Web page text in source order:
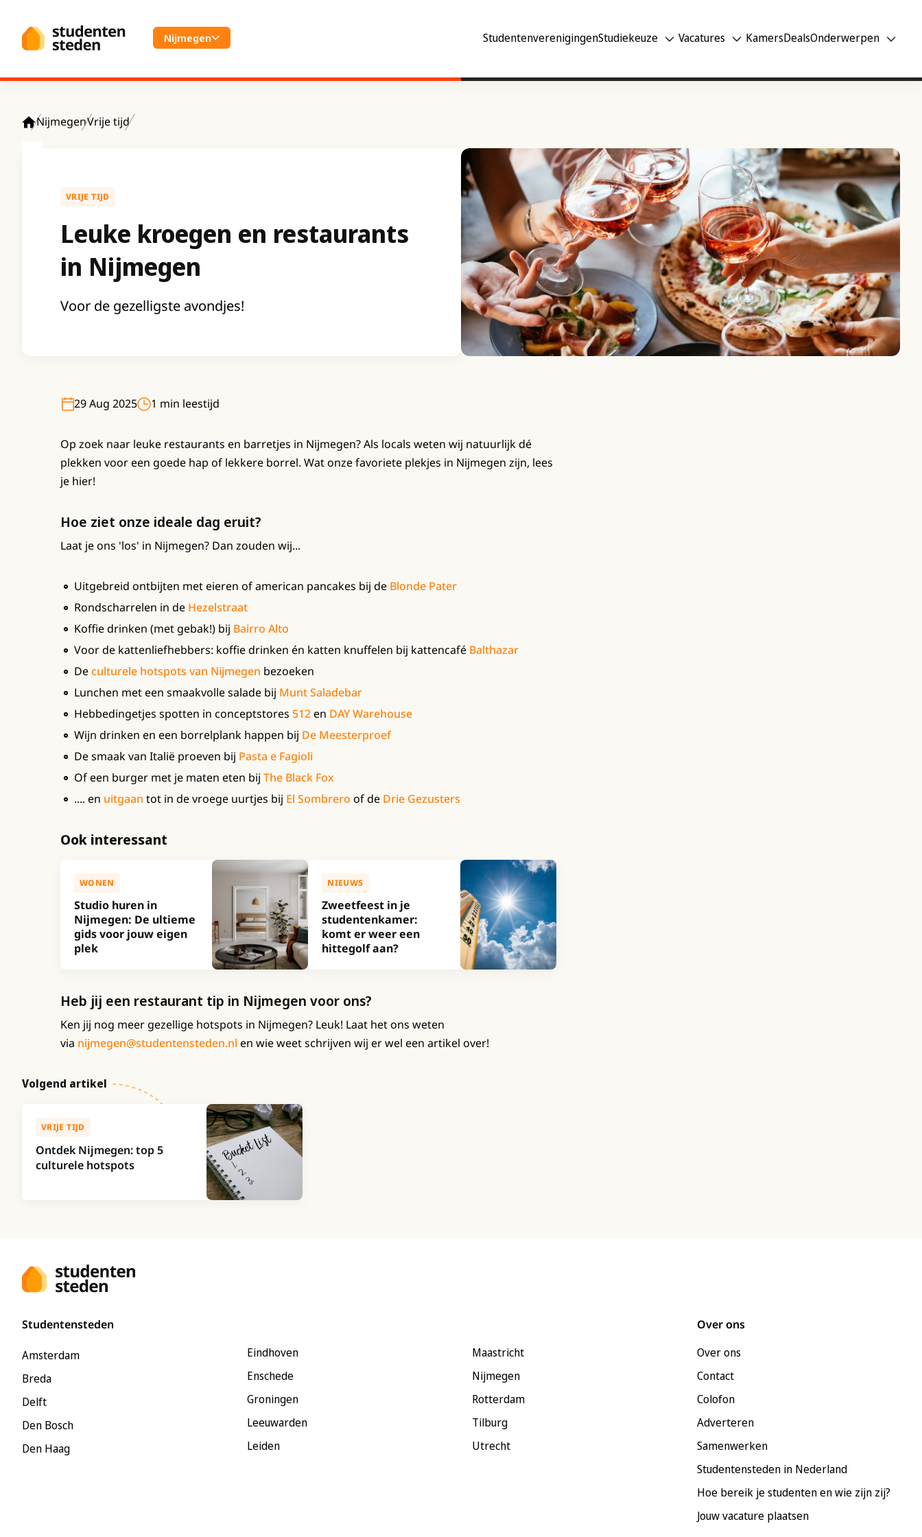
Nijmegen StudentenverenigingenStudiekeuze Vacatures KamersDealsOnderwerpen
NijmegenVrije tijd
VRIJE TIJD
Leuke kroegen en restaurants
in Nijmegen
Voor de gezelligste avondjes!
29 Aug 2025 1 min leestijd
Op zoek naar leuke restaurants en barretjes in Nijmegen? Als locals weten wij natuurlijk dé
plekken voor een goede hap of lekkere borrel. Wat onze favoriete plekjes in Nijmegen zijn, lees
je hier!
Hoe ziet onze ideale dag eruit?
Laat je ons 'los' in Nijmegen? Dan zouden wij...
Uitgebreid ontbijten met eieren of american pancakes bij de Blonde Pater
Rondscharrelen in de Hezelstraat
Koffie drinken (met gebak!) bij Bairro Alto
Voor de kattenliefhebbers: koffie drinken én katten knuffelen bij kattencafé Balthazar
Deculturele hotspots van Nijmegen bezoeken
Lunchen met een smaakvolle salade bij Munt Saladebar
Hebbedingetjes spotten in conceptstores 512en DAY Warehouse
Wijn drinken en een borrelplank happen bij De Meesterproef
De smaak van Italië proeven bij Pasta e Fagioli
Of een burger met je maten eten bij The Black Fox
.... en uitgaan tot in de vroege uurtjes bij El Sombrero of de Drie Gezusters
Ook interessant
WONEN
Studio huren in
Nijmegen: De ultieme
gids voor jouw eigen
plek
NIEUWS
Zweetfeest in je
studentenkamer:
komt er weer een
hittegolf aan?
Heb jij een restaurant tip in Nijmegen voor ons?
Ken jij nog meer gezellige hotspots in Nijmegen? Leuk! Laat het ons weten
via nijmegen@studentensteden.nl en wie weet schrijven wij er wel een artikel over!
Volgend artikel
VRIJE TIJD
Ontdek Nijmegen: top 5
culturele hotspots
Studentensteden
Amsterdam
Breda
Delft
Den Bosch
Den Haag
Eindhoven
Enschede
Groningen
Leeuwarden
Leiden
Maastricht
Nijmegen
Rotterdam
Tilburg
Utrecht
Over ons
Over ons
Contact
Colofon
Adverteren
Samenwerken
Studentensteden in Nederland
Hoe bereik je studenten en wie zijn zij?
Jouw vacature plaatsen